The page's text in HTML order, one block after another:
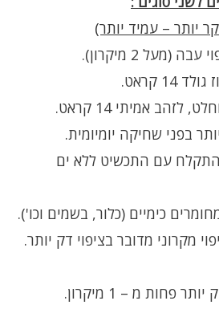
יותר – עמיד יותר)
(מעל 2 מיקרון).
14 קראט.
אמיתי 14 קראט.
בפני שחיקה יומיומית.
עם התכשיט ללא ים
כימיים (כלור, בשמים וכו').
מקרוני מדובר בציפוי דק יותר.
פחות מ – 1 מיקרון.